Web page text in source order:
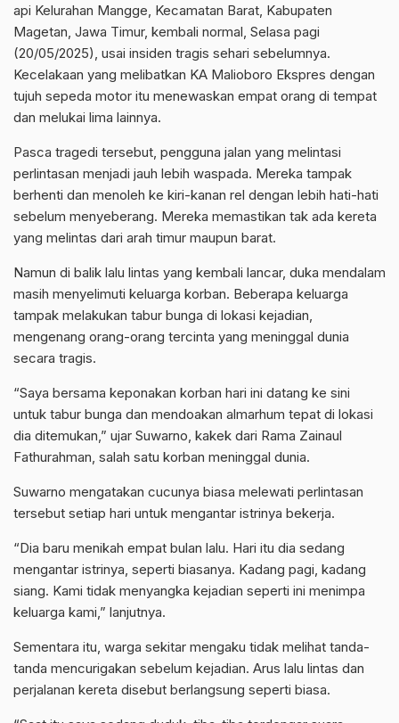
api Kelurahan Mangge, Kecamatan Barat, Kabupaten
Magetan, Jawa Timur, kembali normal, Selasa pagi
(20/05/2025), usai insiden tragis sehari sebelumnya.
Kecelakaan yang melibatkan KA Malioboro Ekspres dengan
tujuh sepeda motor itu menewaskan empat orang di tempat
dan melukai lima lainnya.
Pasca tragedi tersebut, pengguna jalan yang melintasi
perlintasan menjadi jauh lebih waspada. Mereka tampak
berhenti dan menoleh ke kiri-kanan rel dengan lebih hati-hati
sebelum menyeberang. Mereka memastikan tak ada kereta
yang melintas dari arah timur maupun barat.
Namun di balik lalu lintas yang kembali lancar, duka mendalam
masih menyelimuti keluarga korban. Beberapa keluarga
tampak melakukan tabur bunga di lokasi kejadian,
mengenang orang-orang tercinta yang meninggal dunia
secara tragis.
“Saya bersama keponakan korban hari ini datang ke sini
untuk tabur bunga dan mendoakan almarhum tepat di lokasi
dia ditemukan,” ujar Suwarno, kakek dari Rama Zainaul
Fathurahman, salah satu korban meninggal dunia.
Suwarno mengatakan cucunya biasa melewati perlintasan
tersebut setiap hari untuk mengantar istrinya bekerja.
“Dia baru menikah empat bulan lalu. Hari itu dia sedang
mengantar istrinya, seperti biasanya. Kadang pagi, kadang
siang. Kami tidak menyangka kejadian seperti ini menimpa
keluarga kami,” lanjutnya.
Sementara itu, warga sekitar mengaku tidak melihat tanda-
tanda mencurigakan sebelum kejadian. Arus lalu lintas dan
perjalanan kereta disebut berlangsung seperti biasa.